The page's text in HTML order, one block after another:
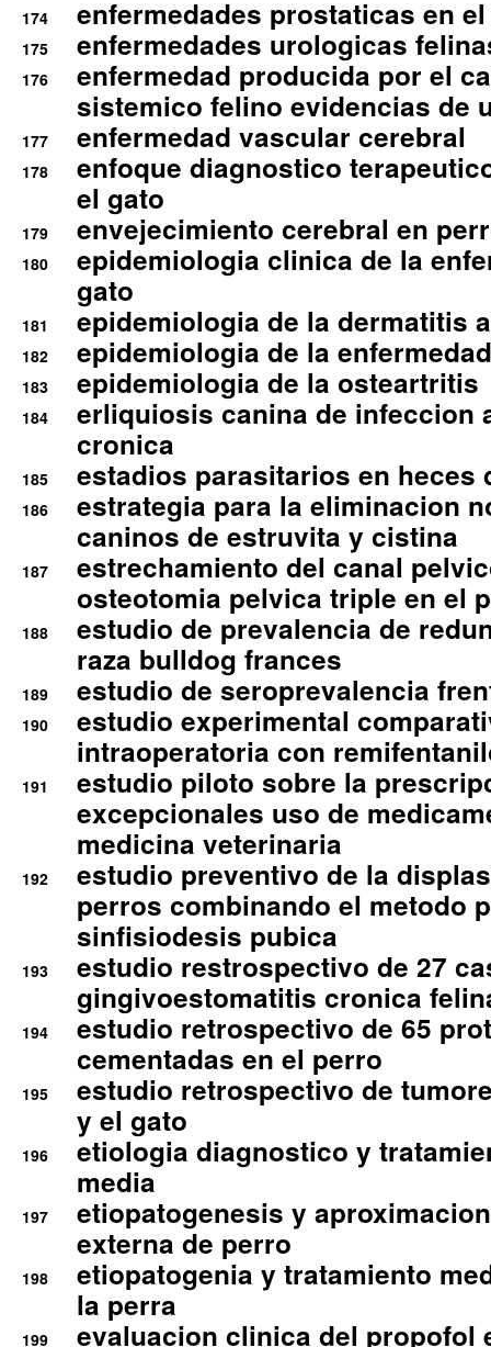
174 enfermedades prostaticas en
175 enfermedades urologicas
176
enfermedad producida por el
sistemico felino evidencias de
177 enfermedad vascular cerebral
178
enfoque diagnostico
el gato
179 envejecimiento cerebral en
180
epidemiologia clinica de la
gato
181 epidemiologia de la dermatitis
182 epidemiologia de la
183 epidemiologia de la osteartritis
184
erliquiosis canina de infeccion
cronica
185 estadios parasitarios en heces
186
estrategia para la eliminacion
caninos de estruvita y cistina
187
estrechamiento del canal
osteotomia pelvica triple en el
188
estudio de prevalencia de
raza bulldog frances
189 estudio de seroprevalencia
190
estudio experimental
intraoperatoria con
191
estudio piloto sobre la
excepcionales uso de
medicina veterinaria
192
estudio preventivo de la
perros combinando el metodo
sinfisiodesis pubica
193
estudio restrospectivo de 27
gingivoestomatitis cronica
194
estudio retrospectivo de 65
cementadas en el perro
195
estudio retrospectivo de
y el gato
196
etiologia diagnostico y
media
197
etiopatogenesis y
externa de perro
198
etiopatogenia y tratamiento
la perra
199 evaluacion clinica del propofol